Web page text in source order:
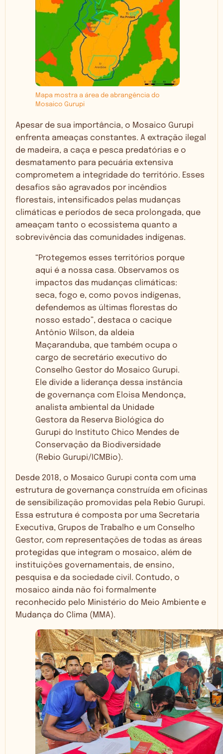
Mapa mostra a área de abrangência do
Mosaico Gurupi
Apesar de sua importância, o Mosaico Gurupi
enfrenta ameaças constantes. A extração ilegal
de madeira, a caça e pesca predatórias e o
desmatamento para pecuária extensiva
comprometem a integridade do território. Esses
desafios são agravados por incêndios
florestais, intensificados pelas mudanças
climáticas e períodos de seca prolongada, que
ameaçam tanto o ecossistema quanto a
sobrevivência das comunidades indígenas.
“Protegemos esses territórios porque
aqui é a nossa casa. Observamos os
impactos das mudanças climáticas:
seca, fogo e, como povos indígenas,
defendemos as últimas florestas do
nosso estado”, destaca o cacique
Antônio Wilson, da aldeia
Maçaranduba, que também ocupa o
cargo de secretário executivo do
Conselho Gestor do Mosaico Gurupi.
Ele divide a liderança dessa instância
de governança com Eloisa Mendonça,
analista ambiental da Unidade
Gestora da Reserva Biológica do
Gurupi do Instituto Chico Mendes de
Conservação da Biodiversidade
(Rebio Gurupi/ICMBio).
Desde 2018, o Mosaico Gurupi conta com uma
estrutura de governança construída em oficinas
de sensibilização promovidas pela Rebio Gurupi.
Essa estrutura é composta por uma Secretaria
Executiva, Grupos de Trabalho e um Conselho
Gestor, com representações de todas as áreas
protegidas que integram o mosaico, além de
instituições governamentais, de ensino,
pesquisa e da sociedade civil. Contudo, o
mosaico ainda não foi formalmente
reconhecido pelo Ministério do Meio Ambiente e
Mudança do Clima (MMA).